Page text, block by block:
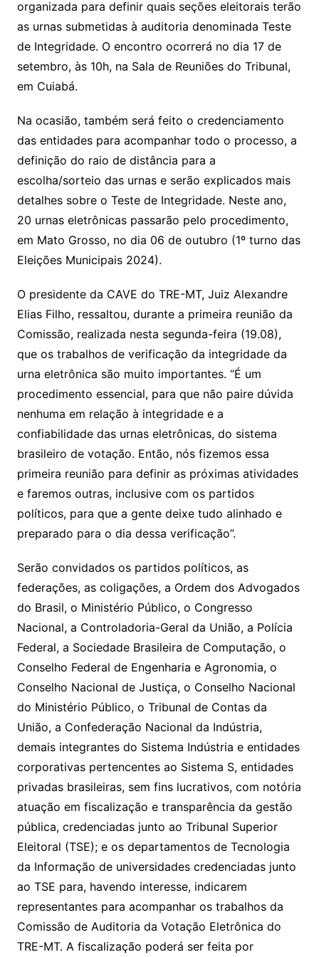
sr
o
o
m
l
organizada para definir quais seções eleitorais terão
as urnas submetidas à auditoria denominada Teste
de Integridade. O encontro ocorrerá no dia 17 de
setembro, às 10h, na Sala de Reuniões do Tribunal,
em Cuiabá.
Na ocasião, também será feito o credenciamento
das entidades para acompanhar todo o processo, a
definição do raio de distância para a
escolha/sorteio das urnas e serão explicados mais
detalhes sobre o Teste de Integridade. Neste ano,
20 urnas eletrônicas passarão pelo procedimento,
em Mato Grosso, no dia 06 de outubro (1º turno das
Eleições Municipais 2024).
O presidente da CAVE do TRE-MT, Juiz Alexandre
Elias Filho, ressaltou, durante a primeira reunião da
Comissão, realizada nesta segunda-feira (19.08),
que os trabalhos de verificação da integridade da
urna eletrônica são muito importantes. “É um
procedimento essencial, para que não paire dúvida
nenhuma em relação à integridade e a
confiabilidade das urnas eletrônicas, do sistema
brasileiro de votação. Então, nós fizemos essa
primeira reunião para definir as próximas atividades
e faremos outras, inclusive com os partidos
políticos, para que a gente deixe tudo alinhado e
preparado para o dia dessa verificação”.
Serão convidados os partidos políticos, as
federações, as coligações, a Ordem dos Advogados
do Brasil, o Ministério Público, o Congresso
Nacional, a Controladoria-Geral da União, a Polícia
Federal, a Sociedade Brasileira de Computação, o
Conselho Federal de Engenharia e Agronomia, o
Conselho Nacional de Justiça, o Conselho Nacional
do Ministério Público, o Tribunal de Contas da
União, a Confederação Nacional da Indústria,
demais integrantes do Sistema Indústria e entidades
corporativas pertencentes ao Sistema S, entidades
privadas brasileiras, sem fins lucrativos, com notória
atuação em fiscalização e transparência da gestão
pública, credenciadas junto ao Tribunal Superior
Eleitoral (TSE); e os departamentos de Tecnologia
da Informação de universidades credenciadas junto
ao TSE para, havendo interesse, indicarem
representantes para acompanhar os trabalhos da
Comissão de Auditoria da Votação Eletrônica do
TRE-MT. A fiscalização poderá ser feita por